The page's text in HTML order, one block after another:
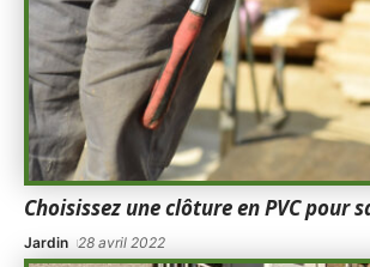
Choisissez une clôture en PVC pour
Jardin 28 avril 2022